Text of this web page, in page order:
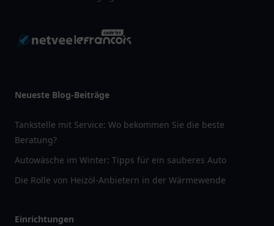
Neueste Blog-Beiträge
Tankstelle mit Service: Wo bekommen Sie die beste
Beratung?
Autowäsche im Winter: Tipps für ein sauberes Auto
Die Rolle von Heizöl-Anbietern in der Wärmewende
Einrichtungen